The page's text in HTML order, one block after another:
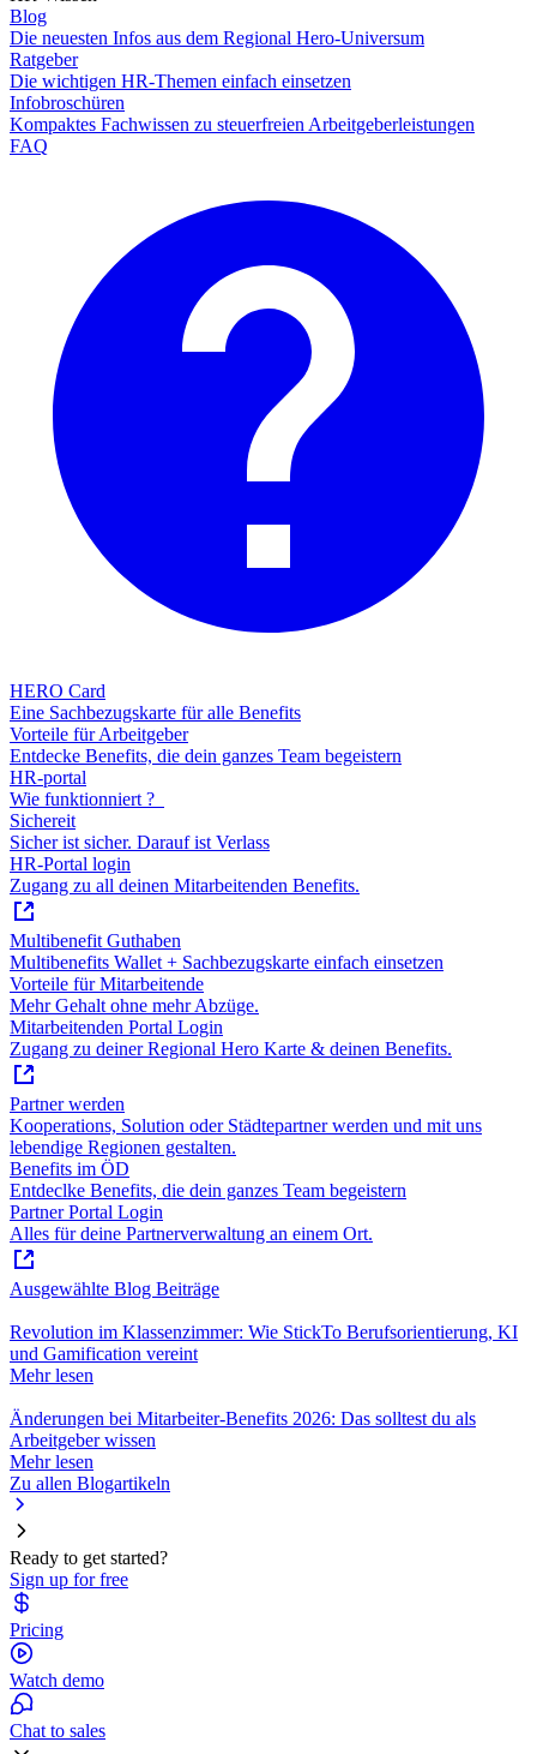
Blog
Die neuesten Infos aus dem Regional Hero-Universum
Ratgeber
Die wichtigen HR-Themen einfach einsetzen
Infobroschüren
Kompaktes Fachwissen zu steuerfreien Arbeitgeberleistungen
FAQ
HERO Card
Eine Sachbezugskarte für alle Benefits
Vorteile für Arbeitgeber
Entdecke Benefits, die dein ganzes Team begeistern
HR-portal
Wie funktionniert ?
Sichereit
Sicher ist sicher. Darauf ist Verlass
HR-Portal login
Zugang zu all deinen Mitarbeitenden Benefits.
Multibenefit Guthaben
Multibenefits Wallet + Sachbezugskarte einfach einsetzen
Vorteile für Mitarbeitende
Mehr Gehalt ohne mehr Abzüge.
Mitarbeitenden Portal Login
Zugang zu deiner Regional Hero Karte & deinen Benefits.
Partner werden
Kooperations, Solution oder Städtepartner werden und mit uns
lebendige Regionen gestalten.
Benefits im ÖD
Entdeclke Benefits, die dein ganzes Team begeistern
Partner Portal Login
Alles für deine Partnerverwaltung an einem Ort.
Ausgewählte Blog Beiträge
Revolution im Klassenzimmer: Wie StickTo Berufsorientierung, KI
und Gamification vereint
Mehr lesen
Änderungen bei Mitarbeiter-Benefits 2026: Das solltest du als
Arbeitgeber wissen
Mehr lesen
Zu allen Blogartikeln
Ready to get started?
Sign up for free
Pricing
Watch demo
Chat to sales